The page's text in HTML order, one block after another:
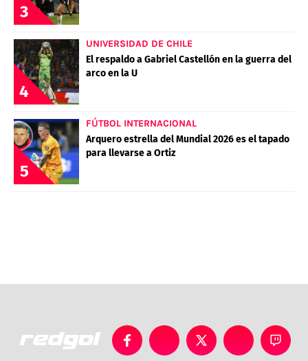
3
4
UNIVERSIDAD DE CHILE
El respaldo a Gabriel Castellón en la guerra del
arco en la U
5
FÚTBOL INTERNACIONAL
Arquero estrella del Mundial 2026 es el tapado
para llevarse a Ortiz